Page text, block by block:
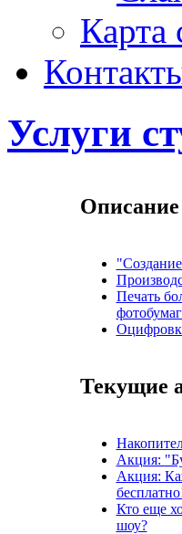
Карта
Услуги
Описание
Печать
Текущие
Акция:
Акция:
Кто еще
шоу?